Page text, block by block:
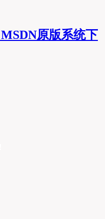
MSDN原版系统下